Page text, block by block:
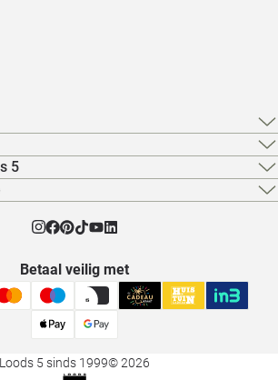
5
Betaal veilig met
Loods 5 sinds 1999© 2026